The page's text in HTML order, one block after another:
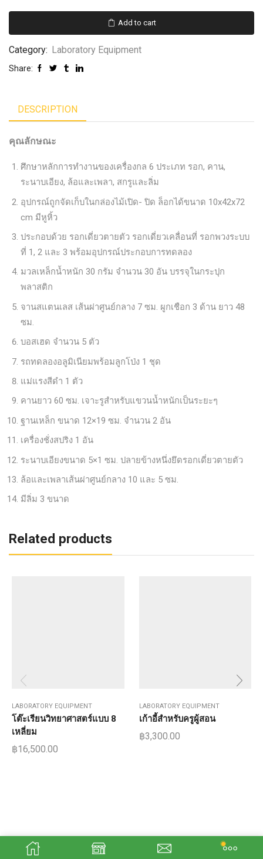
Add to cart
Category: Laboratory Equipment
Share:
DESCRIPTION
คุณลักษณะ
ศึกษาหลักการทำงานของเครื่องกล 6 ประเภท รอก, คาน,
ระนาบเอียง, ล้อและเพลา, สกรูและลิ่ม
อุปกรณ์ถูกจัดเก็บในกล่องไม้เปิด- ปิด ล็อกได้ขนาด 10x42x72
cm มีหูหิ้ว
ประกอบด้วย รอกเดี่ยวตายตัว รอกเดี่ยวเคลื่อนที่ รอกพวงระบบ
ที่ 1, 2 และ 3 พร้อมอุปกรณ์ประกอบการทดลอง
มวลเหล็กน้ำหนัก 30 กรัม จำนวน 30 อัน บรรจุในกระปุก
พลาสติก
จานสแตนเลส เส้นผ่าศูนย์กลาง 7 ซม. ผูกเชือก 3 ด้าน ยาว 48
ซม.
บอสเฮด จำนวน 5 ตัว
รถทดลองอลูมิเนียมพร้อมลูกโป่ง 1 ชุด
แม่แรงสีดำ 1 ตัว
คานยาว 60 ซม. เจาะรูสำหรับแขวนน้ำหนักเป็นระยะๆ
ฐานเหล็ก ขนาด 12×19 ซม. จำนวน 2 อัน
เครื่องชั่งสปริง 1 อัน
ระนาบเอียงขนาด 5×1 ซม. ปลายข้างหนึ่งยึดรอกเดี่ยวตายตัว
ล้อและเพลาเส้นผ่าศูนย์กลาง 10 และ 5 ซม.
มีลิ่ม 3 ขนาด
Related products
LABORATORY EQUIPMENT
โต๊ะเรียนวิทยาศาสตร์แบบ 8
เหลี่ยม
฿16,500.00
LABORATORY EQUIPMENT
เก้าอี้สำหรับครูผู้สอน
฿3,300.00